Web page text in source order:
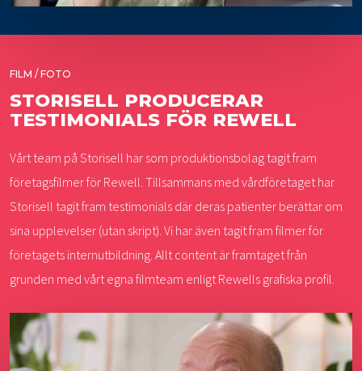
FILM / FOTO
STORISELL PRODUCERAR
TESTIMONIALS FÖR REWELL
Vårt team på Storisell har som produktionsbolag tagit fram
företagsfilmer för Rewell. Tillsammans med vårdföretaget har
Storisell tagit fram testimonials där deras patienter berättar om
sina upplevelser (utan skript). Vi har även tagit fram filmer för
företagets internutbildning. Allt content är framtaget från
grunden med vårt egna filmteam enligt Rewells grafiska profil.